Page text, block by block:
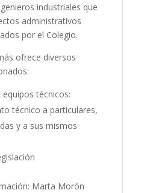
industriales que
administrativos
por el Colegio.
ofrece diversos
técnicos:
técnico a particulares,
y a sus mismos
Marta Morón